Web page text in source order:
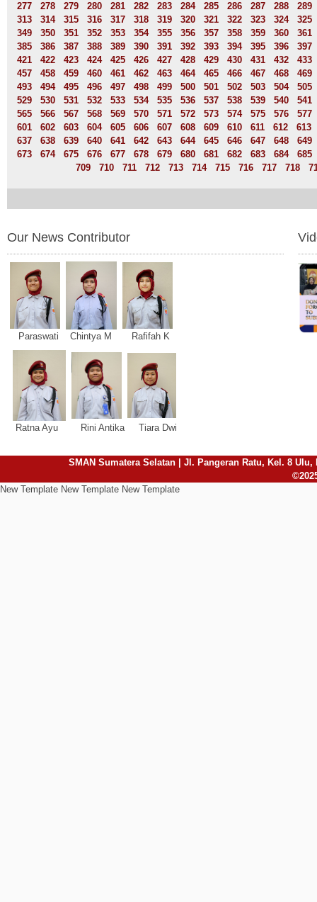
277
278 279 280 281 282 283 284 285 286 287 288
289
313
314 315 316 317 318 319 320 321 322 323 324
325
349
350 351 352 353 354 355 356 357 358 359 360
361
385
386 387 388 389 390 391 392 393 394 395 396
397
421
422 423 424 425 426 427 428 429 430 431 432
433
457
458 459 460 461 462 463 464 465 466 467 468
469
493
494 495 496 497 498 499 500 501 502 503 504
505
529
530 531 532 533 534 535 536 537 538 539 540
541
565
566 567 568 569 570 571 572 573 574 575 576
577
601
602 603 604 605 606 607 608 609 610 611 612
613
637
638 639 640 641 642 643 644 645 646 647 648
649
673
674 675 676 677 678 679 680 681 682 683 684
685
709
710 711 712 713 714 715 716 717 718
Our News Contributor
Paraswati Chintya M Rafifah K
Ratna Ayu Rini Antika Tiara Dwi
SMAN Sumatera Selatan | Jl. Pangeran Ratu, Kel. 8 Ulu,
New Template New Template New Template